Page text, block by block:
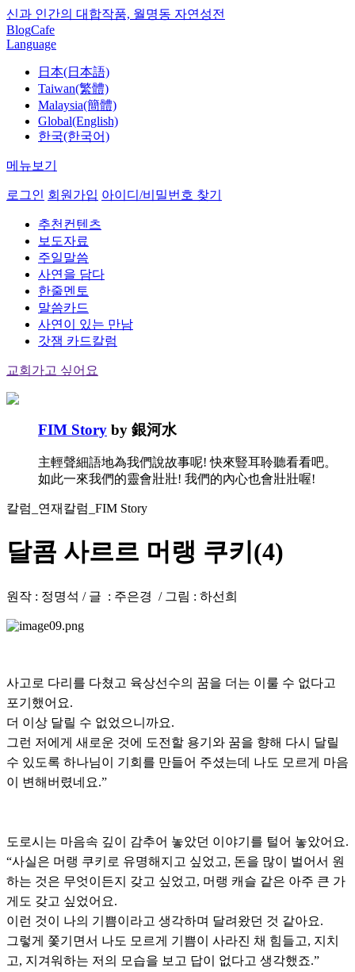
신과 인간의 대합작품, 월명동 자연성전
BlogCafe
Language
日本(日本語)
Taiwan(繁體)
Malaysia(簡體)
Global(English)
한국(한국어)
메뉴보기
로그인 회원가입 아이디/비밀번호 찾기
추천컨텐츠
보도자료
주일말씀
사연을 담다
한줄멘토
말씀카드
사연이 있는 만남
갓잼 카드칼럼
교회가고 싶어요
FIM Story by 銀河水
主輕聲細語地為我們說故事呢! 快來豎耳聆聽看看吧。
如此一來我們的靈會壯壯! 我們的內心也會壯壯喔!
칼럼_연재칼럼_FIM Story
달콤 사르르 머랭 쿠키(4)
원작 : 정명석 / 글 : 주은경 / 그림 : 하선희
사고로 다리를 다쳤고 육상선수의 꿈을 더는 이룰 수 없다고
포기했어요.
더 이상 달릴 수 없었으니까요.
그런 저에게 새로운 것에 도전할 용기와 꿈을 향해 다시 달릴
수 있도록 하나님이 기회를 만들어 주셨는데 나도 모르게 마음
이 변해버렸네요.”
도로시는 마음속 깊이 감추어 놓았던 이야기를 털어 놓았어요.
“사실은 머랭 쿠키로 유명해지고 싶었고, 돈을 많이 벌어서 원
하는 것은 무엇이든지 갖고 싶었고, 머랭 캐슬 같은 아주 큰 가
게도 갖고 싶었어요.
이런 것이 나의 기쁨이라고 생각하며 달려왔던 것 같아요.
그렇게 쫓기면서 나도 모르게 기쁨이 사라진 채 힘들고, 지치
고, 지겨워하는 저의 모습을 보고 답이 없다고 생각했죠.”